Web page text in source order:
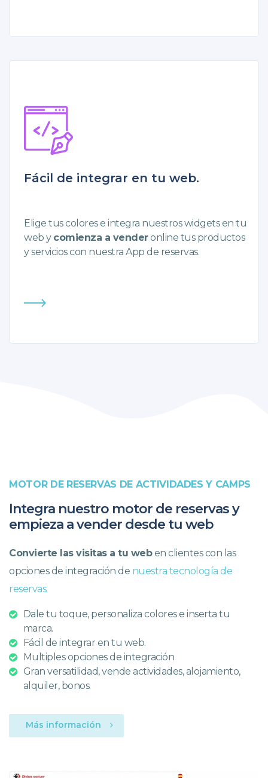
Fácil de integrar en tu web.
Elige tus colores e integra nuestros widgets en tu
web y comienza a venderonline tus productos
y servicioscon nuestra App de reservas.
MOTOR DE RESERVAS DE ACTIVIDADES Y CAMPS
Integra nuestro motor de reservas y
empieza a vender desde tu web
Convierte las visitas a tu weben clientes con las
opciones de integración de nuestra tecnología de
reservas.
Dale tu toque, personaliza colores e inserta tu
marca.
Fácil de integrar en tu web.
Multiples opciones de integración
Gran versatilidad, vende actividades, alojamiento,
alquiler, bonos.
Más información